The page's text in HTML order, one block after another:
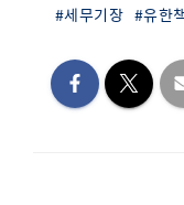
#세무기장 #유한